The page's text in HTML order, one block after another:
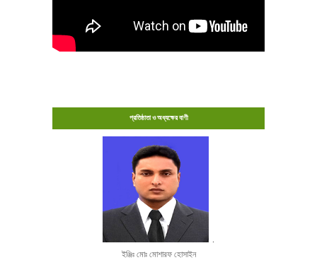
প্রতিষ্ঠাতা ও অধ্যক্ষের বাণী
.
ইঞ্জিঃ মোঃ মোশারফ হোসাইন